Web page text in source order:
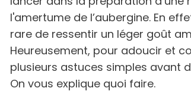
l'amertume de l’aubergine. En
rare de ressentir un léger goût
Heureusement, pour adoucir et
plusieurs astuces simples avant
On vous explique quoi faire.